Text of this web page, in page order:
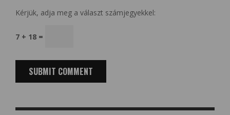
Kérjük, adja meg a választ számjegyekkel:
7 + 18 =